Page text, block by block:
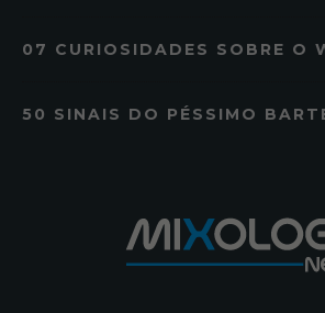
07 CURIOSIDADES SOBRE O
50 SINAIS DO PÉSSIMO